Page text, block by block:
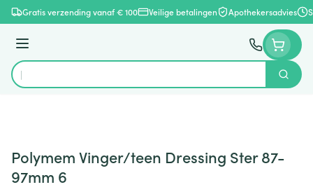
Ga naar de inhoud
Gratis verzending vanaf € 100 Veilige betalingen Apothekersadvies
Menu
Product, merk, categorie...
Zoek
Polymem Vinger/teen Dressing Ster 87-
97mm 6